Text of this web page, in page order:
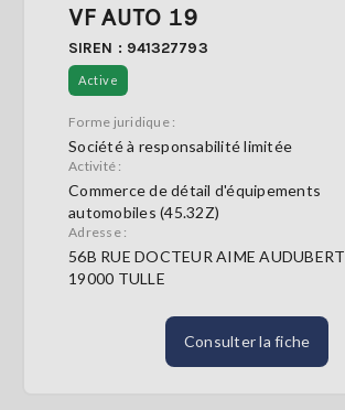
VF AUTO 19
SIREN : 941327793
Active
Forme juridique :
Société à responsabilité limitée
Activité :
Commerce de détail d'équipements
automobiles (45.32Z)
Adresse :
56B RUE DOCTEUR AIME AUDUBERT
19000 TULLE
Consulter la fiche